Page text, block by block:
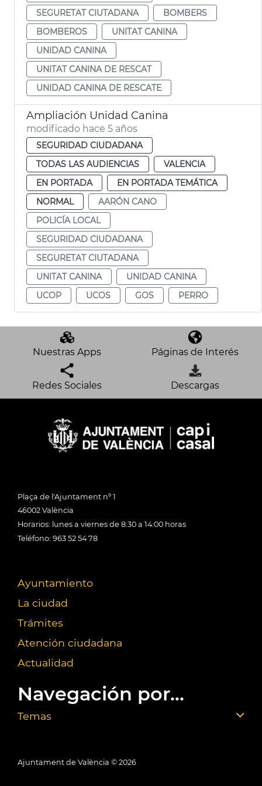
SEGURETAT CIUTADANA
BOMBERS
BOMBEROS
UNITAT CANINA
UNIDAD CANINA
UNITAT CANINA DE RESCAT
UNIDAD CANINA DE RESCATE
Ampliación Unidad Canina
modificado hace 5 años
SEGURIDAD CIUDADANA
TODAS LAS AUDIENCIAS
VALENCIA
EN PORTADA
EN PORTADA TEMÁTICA
NORMAL
AARÓN CANO
POLICÍA LOCAL
SEGURIDAD CIUDADANA
SEGURETAT CIUTADANA
UNITAT CANINA
UNIDAD CANINA
UCOP
UCOS GOS PERRO
Nuestras Apps Páginas de Interés
Redes Sociales Descargas
Plaça de l'Ajuntament nº 1
46002 València
Horarios: lunes a viernes de 8:30 a 14:00 horas
Teléfono: 963 52 54 78
Ayuntamiento
La ciudad
Trámites
Atención ciudadana
Actualidad
Navegación por...
Temas
Ajuntament de València © 2026